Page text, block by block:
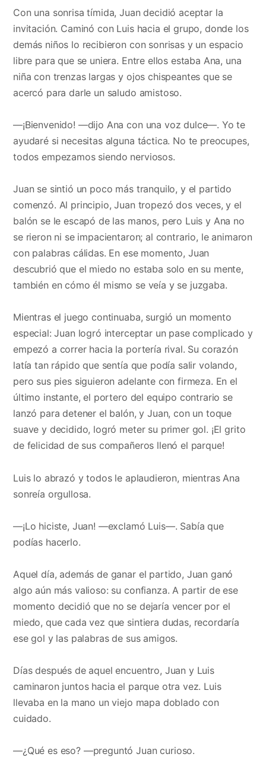
Con una sonrisa tímida, Juan decidió aceptar la
invitación. Caminó con Luis hacia el grupo, donde los
demás niños lo recibieron con sonrisas y un espacio
libre para que se uniera. Entre ellos estaba Ana, una
niña con trenzas largas y ojos chispeantes que se
acercó para darle un saludo amistoso.
—¡Bienvenido! —dijo Ana con una voz dulce—. Yo te
ayudaré si necesitas alguna táctica. No te preocupes,
todos empezamos siendo nerviosos.
Juan se sintió un poco más tranquilo, y el partido
comenzó. Al principio, Juan tropezó dos veces, y el
balón se le escapó de las manos, pero Luis y Ana no
se rieron ni se impacientaron; al contrario, le animaron
con palabras cálidas. En ese momento, Juan
descubrió que el miedo no estaba solo en su mente,
también en cómo él mismo se veía y se juzgaba.
Mientras el juego continuaba, surgió un momento
especial: Juan logró interceptar un pase complicado y
empezó a correr hacia la portería rival. Su corazón
latía tan rápido que sentía que podía salir volando,
pero sus pies siguieron adelante con firmeza. En el
último instante, el portero del equipo contrario se
lanzó para detener el balón, y Juan, con un toque
suave y decidido, logró meter su primer gol. ¡El grito
de felicidad de sus compañeros llenó el parque!
Luis lo abrazó y todos le aplaudieron, mientras Ana
sonreía orgullosa.
—¡Lo hiciste, Juan! —exclamó Luis—. Sabía que
podías hacerlo.
Aquel día, además de ganar el partido, Juan ganó
algo aún más valioso: su confianza. A partir de ese
momento decidió que no se dejaría vencer por el
miedo, que cada vez que sintiera dudas, recordaría
ese gol y las palabras de sus amigos.
Días después de aquel encuentro, Juan y Luis
caminaron juntos hacia el parque otra vez. Luis
llevaba en la mano un viejo mapa doblado con
cuidado.
—¿Qué es eso? —preguntó Juan curioso.